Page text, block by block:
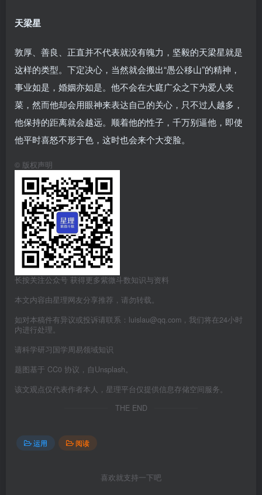
天梁星
敦厚、善良、正直并不代表就没有魄力，坚毅的天梁星就是
这样的类型。下定决心，当然就会搬出“愚公移山”的精神，
事业如是，婚姻亦如是。他不会在大庭广众之下为爱人夹
菜，然而他却会用眼神来表达自己的关心，只不过人越多，
他保持的距离就会越远。顺着他的性子，千万别逼他，即使
他平时喜怒不形于色，这时也会来个大变脸。
© 版权声明
长按关注公众号 获得更多紫微斗数知识与资料
本文内容由星理网友分享推荐，请勿转载。
如对本稿件有异议或投诉请联系：luislau@qq.com，我们将在24小时
内进行处理。
请科学研习国学周易领域知识
题图基于 CC0 协议，自Unsplash。
该文观点仅代表作者本人，星理平台仅提供信息存储空间服务。
THE END
运用 阅读
喜欢就支持一下吧